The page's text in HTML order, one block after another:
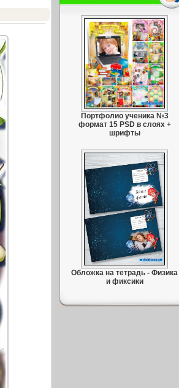
Портфолио ученика №3
формат 15 PSD в слоях +
шрифты
Обложка на тетрадь - Физика
и фиксики